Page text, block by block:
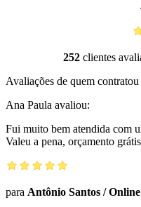
252clientes
Avaliações de quem contratou
Ana Paula avaliou:
Fui muito bem atendida com
Valeu a pena, orçamento
para Antônio Santos /Online